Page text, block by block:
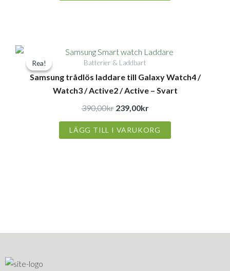
Rea!
Rea! Batterier & Laddbart
Samsung trådlös laddare till Galaxy Watch4 /
Watch3 / Active2 / Active – Svart
390,00kr
Det
ursprungliga
priset
var:
390,00kr.
239,00kr
Det
priset
är:
LÄGG TILL I VARUKORG